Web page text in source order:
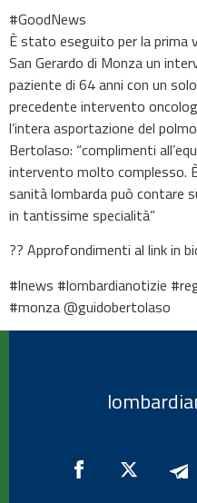
#GoodNews
È stato eseguito per la prima
San Gerardo di Monza un
paziente di 64 anni con un
precedente intervento
l’intera asportazione del
Bertolaso: “complimenti
intervento molto complesso.
sanità lombarda può contare
in tantissime specialità”
?? Approfondimenti al link in
#lnews #lombardianotizie
#monza @guidobertolaso